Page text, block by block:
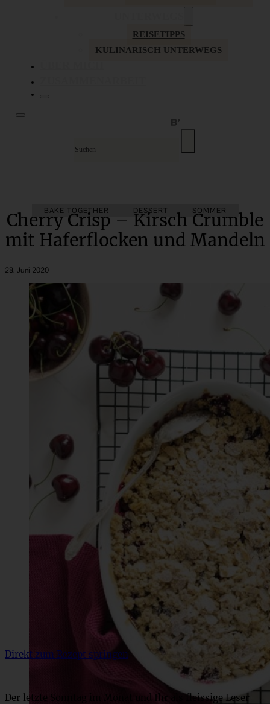
REISETIPPS
KULINARISCH UNTERWEGS
BAKE TOGETHER DESSERT SOMMER
Cherry Crisp – Kirsch Crumble
mit Haferflocken und Mandeln
28. Juni 2020
Direkt zum Rezept springen
Der letzte Sonntag im Monat und Ihr als fleissige Leser